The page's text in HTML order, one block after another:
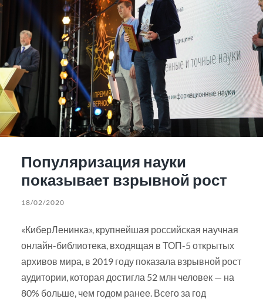
Популяризация науки
показывает взрывной рост
18/02/2020
«КиберЛенинка», крупнейшая российская научная
онлайн-библиотека, входящая в ТОП-5 открытых
архивов мира, в 2019 году показала взрывной рост
аудитории, которая достигла 52 млн человек — на
80% больше, чем годом ранее. Всего за год